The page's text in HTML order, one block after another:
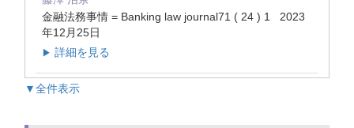
金融法務事情 = Banking law journal71 ( 24 ) 1 2023
年12月25日
▶ 詳細を見る
▼全件表示